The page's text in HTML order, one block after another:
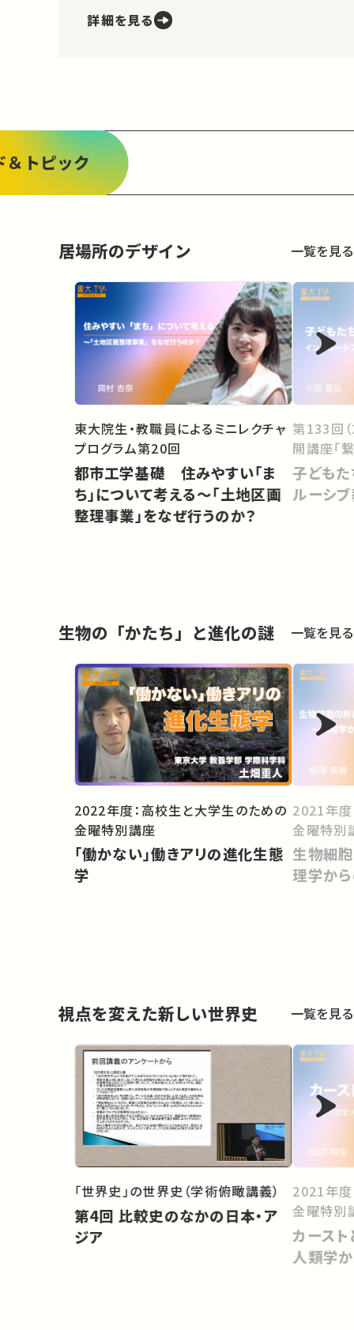
詳細を見る
＆トピック
居場所のデザイン 一覧を見る
東大院生・教職員によるミニレクチャ
プログラム第20回
都市工学基礎 住みやすい「ま
ち」について考える〜「土地区画
整理事業」をなぜ行うのか？
第133回
開講座「
子ども
ルーシ
生物の「かたち」と進化の謎 一覧を見る
2022年度：高校生と大学生のための
金曜特別講座
「働かない」働きアリの進化生態
学
2021年度
金曜特別
生物細
理学か
視点を変えた新しい世界史 一覧を見る
「世界史」の世界史（学術俯瞰講義）
第4回 比較史のなかの日本・ア
ジア
2021年度
金曜特別
カースト
人類学